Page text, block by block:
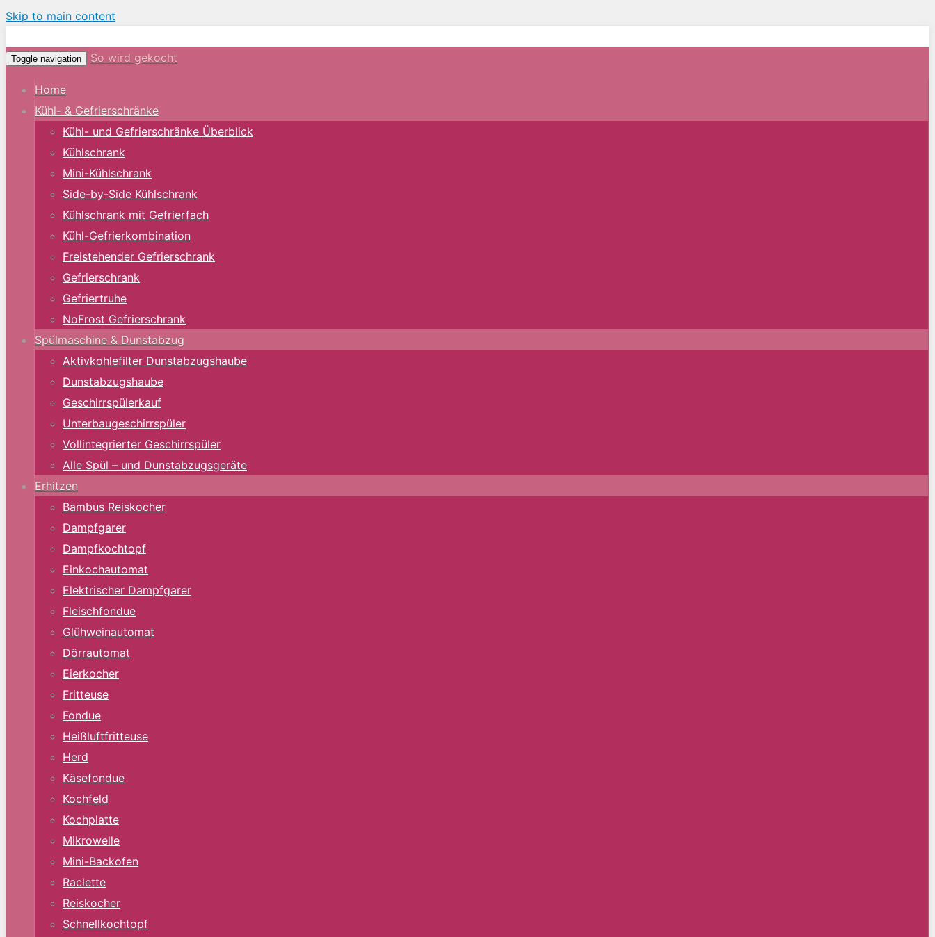
Skip to main content
Toggle navigation So wird gekocht
Home
Kühl- & Gefrierschränke
Kühl- und Gefrierschränke Überblick
Kühlschrank
Mini-Kühlschrank
Side-by-Side Kühlschrank
Kühlschrank mit Gefrierfach
Kühl-Gefrierkombination
Freistehender Gefrierschrank
Gefrierschrank
Gefriertruhe
NoFrost Gefrierschrank
Spülmaschine & Dunstabzug
Aktivkohlefilter Dunstabzugshaube
Dunstabzugshaube
Geschirrspülerkauf
Unterbaugeschirrspüler
Vollintegrierter Geschirrspüler
Alle Spül – und Dunstabzugsgeräte
Erhitzen
Bambus Reiskocher
Dampfgarer
Dampfkochtopf
Einkochautomat
Elektrischer Dampfgarer
Fleischfondue
Glühweinautomat
Dörrautomat
Eierkocher
Fritteuse
Fondue
Heißluftfritteuse
Herd
Käsefondue
Kochfeld
Kochplatte
Mikrowelle
Mini-Backofen
Raclette
Reiskocher
Schnellkochtopf